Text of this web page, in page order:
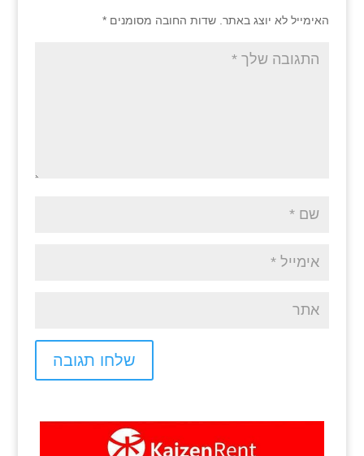
האימייל לא יוצג באתר. שדות החובה מסומנים *